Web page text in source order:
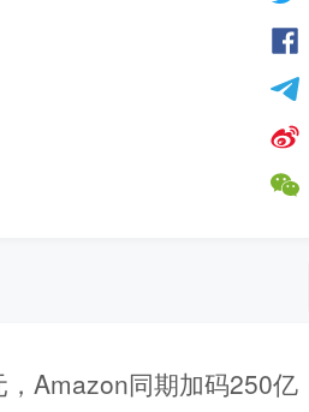
Amazon同期加码250亿